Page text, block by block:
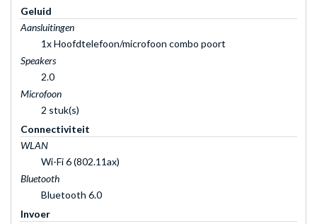
Geluid
Aansluitingen
1x Hoofdtelefoon/microfoon combo poort
Speakers
2.0
Microfoon
2 stuk(s)
Connectiviteit
WLAN
Wi-Fi 6 (802.11ax)
Bluetooth
Bluetooth 6.0
Invoer